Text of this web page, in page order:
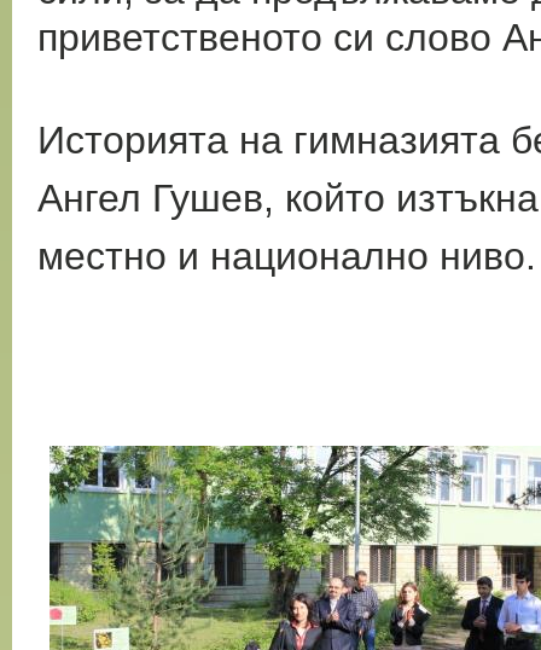
приветственото си слово
Историята на гимназията
Ангел Гушев, който
местно и национално ниво.